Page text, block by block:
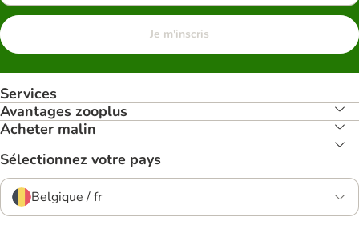
Je m'inscris
Services
Avantages zooplus
Acheter malin
Sélectionnez votre pays
Belgique / fr